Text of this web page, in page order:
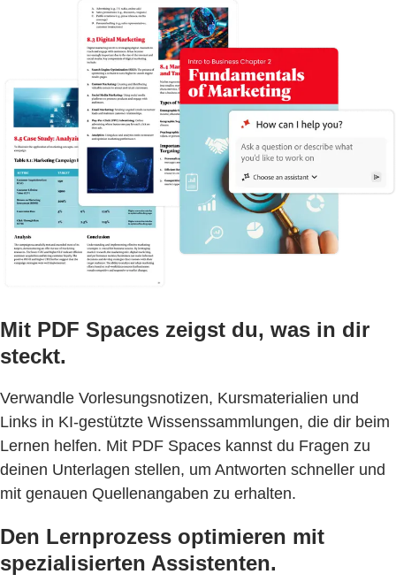
Mit PDF Spaces zeigst du, was in dir
steckt.
Verwandle Vorlesungsnotizen, Kursmaterialien und
Links in KI-gestützte Wissenssammlungen, die dir beim
Lernen helfen. Mit PDF Spaces kannst du Fragen zu
deinen Unterlagen stellen, um Antworten schneller und
mit genauen Quellenangaben zu erhalten.
Den Lernprozess optimieren mit
spezialisierten Assistenten.